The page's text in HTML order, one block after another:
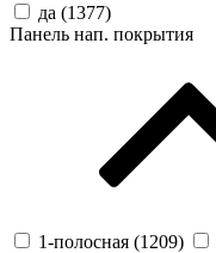
да (1377)
Панель нап. покрытия
1-полосная (1209)